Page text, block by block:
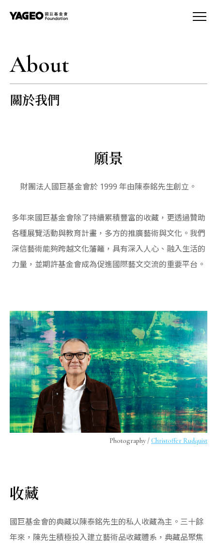
About
關於我們
願景
財團法人國巨基金會於 1999 年由陳泰銘先生創立。
多年來國巨基金會除了持續累積豐富的收藏，更透過贊助
各種展覽活動與教育計畫，多方的推廣藝術與文化。我們
深信藝術能夠跨越文化藩籬，具有深入人心、融入生活的
力量，並期許基金會成為促進國際藝文交流的重要平台。
Photography /Christoffer Rudquist
收藏
國巨基金會的典藏以陳泰銘先生的私人收藏為主。三十餘
年來，陳先生積極投入建立藝術品收藏體系，典藏品聚焦